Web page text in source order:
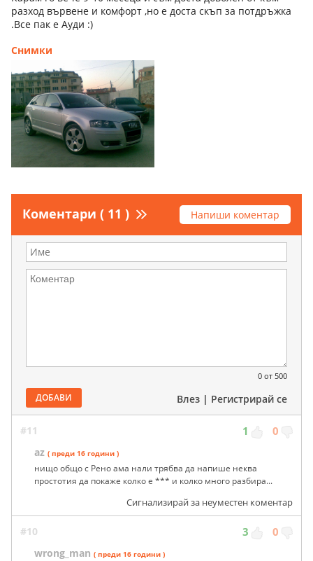
разход вървене и комфорт ,но е доста скъп за потдръжка
.Все пак е Ауди :)
Снимки
Коментари ( 11 ) Напиши коментар
0 от 500
ДОБАВИ Влез | Регистрирай се
#11 1 0
az ( преди 16 години )
нищо общо с Рено ама нали трябва да напише неква
простотия да покаже колко е *** и колко много разбира...
Сигнализирай за неуместен коментар
#10 3 0
wrong_man ( преди 16 години )